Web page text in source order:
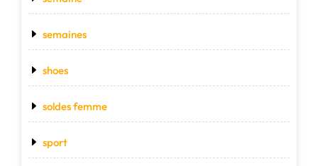
semaines
shoes
soldes femme
sport